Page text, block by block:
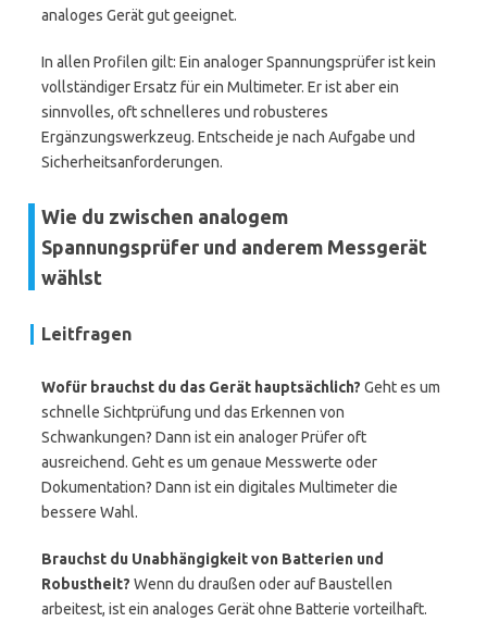
analoges Gerät gut geeignet.
In allen Profilen gilt: Ein analoger Spannungsprüfer ist kein
vollständiger Ersatz für ein Multimeter. Er ist aber ein
sinnvolles, oft schnelleres und robusteres
Ergänzungswerkzeug. Entscheide je nach Aufgabe und
Sicherheitsanforderungen.
Wie du zwischen analogem
Spannungsprüfer und anderem Messgerät
wählst
Leitfragen
Wofür brauchst du das Gerät hauptsächlich? Geht es um
schnelle Sichtprüfung und das Erkennen von
Schwankungen? Dann ist ein analoger Prüfer oft
ausreichend. Geht es um genaue Messwerte oder
Dokumentation? Dann ist ein digitales Multimeter die
bessere Wahl.
Brauchst du Unabhängigkeit von Batterien und
Robustheit? Wenn du draußen oder auf Baustellen
arbeitest, ist ein analoges Gerät ohne Batterie vorteilhaft.